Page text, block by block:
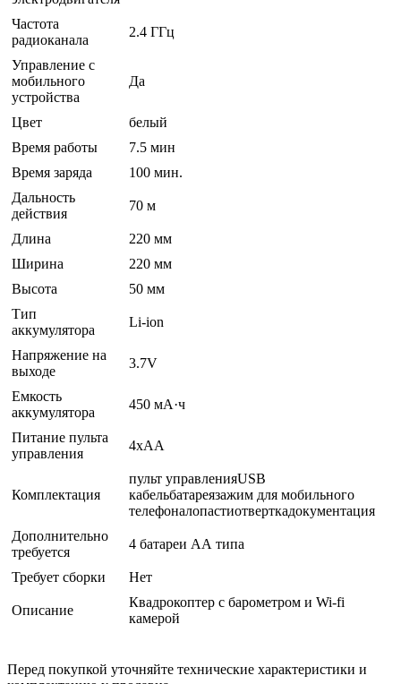
Частота
радиоканала
2.4 ГГц
Управление с
мобильного
устройства
Да
Цвет
белый
Время работы
7.5 мин
Время заряда
100 мин.
Дальность
действия
70 м
Длина
220 мм
Ширина
220 мм
Высота
50 мм
Тип
аккумулятора
Li-ion
Напряжение на
выходе
3.7V
Емкость
аккумулятора
450 мА·ч
Питание пульта
управления
4xAA
Комплектация
пульт управленияUSB
кабельбатареязажим для мобильного
телефоналопастиотверткадокументация
Дополнительно
требуется
4 батареи АА типа
Требует сборки Нет
Описание
Квадрокоптер с барометром и Wi-fi
камерой
Перед покупкой уточняйте технические характеристики и